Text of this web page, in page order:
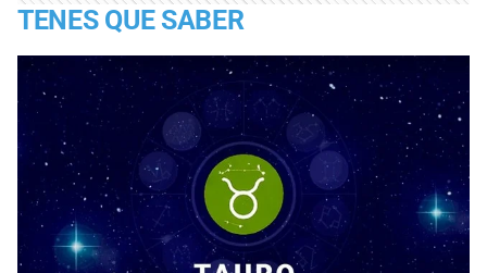
TENES QUE SABER